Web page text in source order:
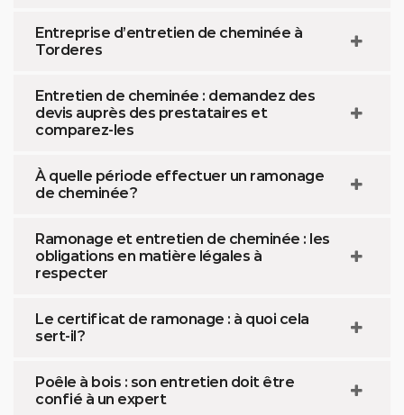
Entreprise d’entretien de cheminée à
Torderes
Entretien de cheminée : demandez des
devis auprès des prestataires et
comparez-les
À quelle période effectuer un ramonage
de cheminée ?
Ramonage et entretien de cheminée : les
obligations en matière légales à
respecter
Le certificat de ramonage : à quoi cela
sert-il ?
Poêle à bois : son entretien doit être
confié à un expert